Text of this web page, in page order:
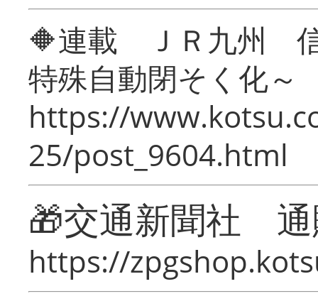
🔶連載 ＪＲ九州 信
特殊自動閉そく化～
https://
25/post_9604.html
🎁交通新聞社
https://